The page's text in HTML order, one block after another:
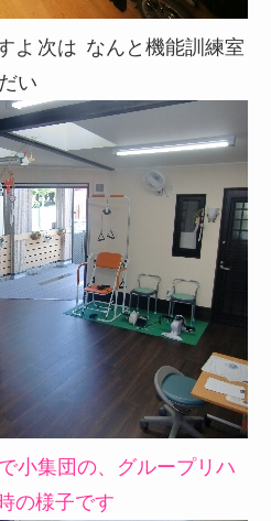
よ 次は なんと機能訓練室
い
小集団の、グループリハ
の様子です